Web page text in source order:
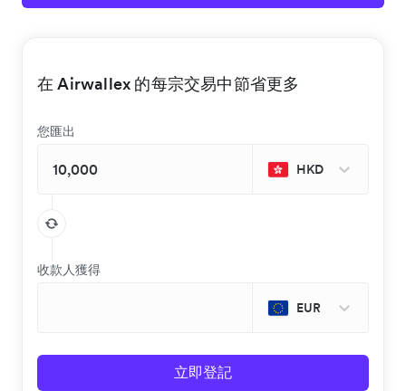
在 Airwallex 的每宗交易中節省更多
您匯出
HKD
收款人獲得
EUR
立即登記